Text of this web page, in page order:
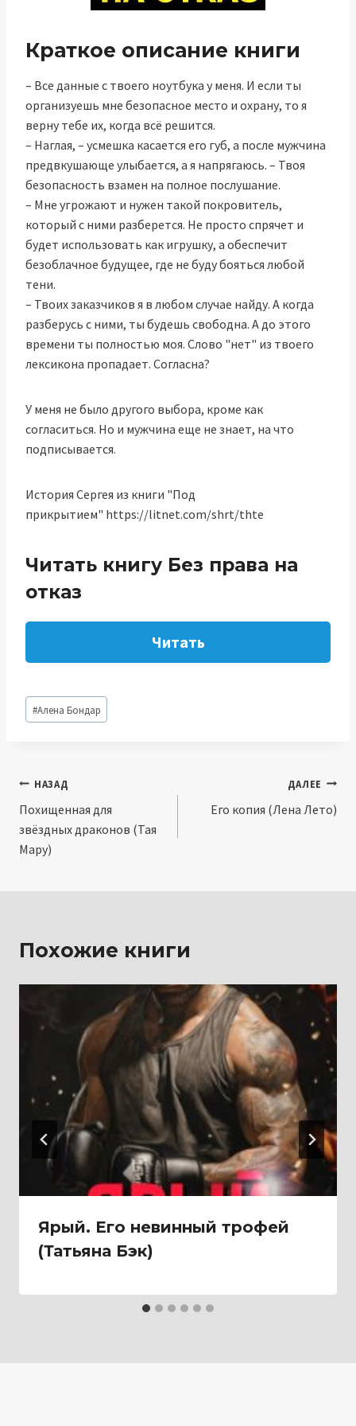
Краткое описание книги
– Все данные с твоего ноутбука у меня. И если ты
организуешь мне безопасное место и охрану, то я
верну тебе их, когда всё решится.
– Наглая, – усмешка касается его губ, а после мужчина
предвкушающе улыбается, а я напрягаюсь. – Твоя
безопасность взамен на полное послушание.
– Мне угрожают и нужен такой покровитель,
который с ними разберется. Не просто спрячет и
будет использовать как игрушку, а обеспечит
безоблачное будущее, где не буду бояться любой
тени.
– Твоих заказчиков я в любом случае найду. А когда
разберусь с ними, ты будешь свободна. А до этого
времени ты полностью моя. Слово "нет" из твоего
лексикона пропадает. Согласна?
У меня не было другого выбора, кроме как
согласиться. Но и мужчина еще не знает, на что
подписывается.
История Сергея из книги "Под
прикрытием" https://litnet.com/shrt/thte
Читать книгу Без права на
отказ
Читать
Метки
записи:
#Алена Бондар
Навигация
по
записям
НАЗАД
Похищенная для
звёздных драконов (Тая
Мару)
ДАЛЕЕ
Его копия (Лена Лето)
Похожие книги
Ярый. Его невинный трофей
(Татьяна Бэк)